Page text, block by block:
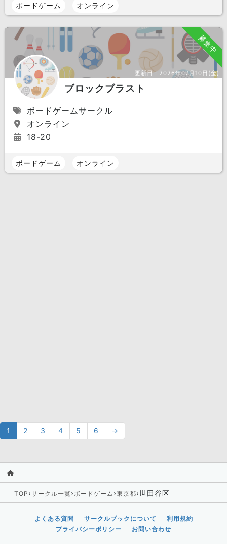
ボードゲーム オンライン
募集中
更新日： 2026年07月10日(金)
ブロックブラスト
ボードゲームサークル
オンライン
18-20
ボードゲーム オンライン
1 2 3 4 5 6 →
TOP ›サークル一覧›ボードゲーム ›東京都›世田谷区
よくある質問 サークルブックについて
利用規約
プライバシーポリシー
お問い合わせ